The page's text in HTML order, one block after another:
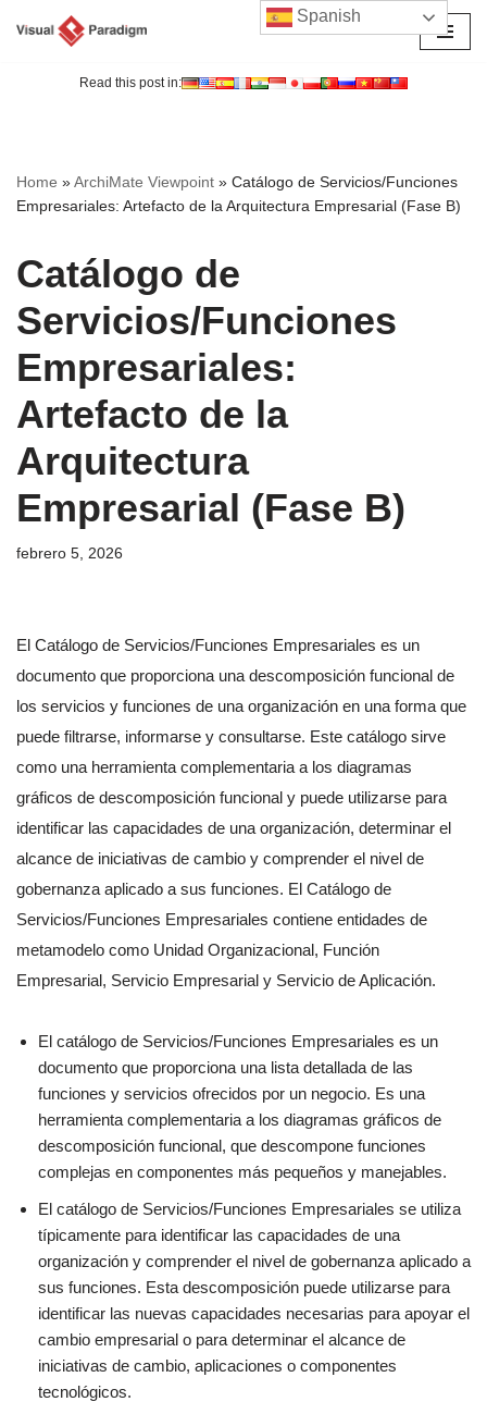
Read this post in:
Home »ArchiMate Viewpoint » Catálogo de Servicios/Funciones
Empresariales: Artefacto de la Arquitectura Empresarial (Fase B)
Catálogo de
Servicios/Funciones
Empresariales:
Artefacto de la
Arquitectura
Empresarial (Fase B)
febrero 5, 2026
El Catálogo de Servicios/Funciones Empresariales es un
documento que proporciona una descomposición funcional de
los servicios y funciones de una organización en una forma que
puede filtrarse, informarse y consultarse. Este catálogo sirve
como una herramienta complementaria a los diagramas
gráficos de descomposición funcional y puede utilizarse para
identificar las capacidades de una organización, determinar el
alcance de iniciativas de cambio y comprender el nivel de
gobernanza aplicado a sus funciones. El Catálogo de
Servicios/Funciones Empresariales contiene entidades de
metamodelo como Unidad Organizacional, Función
Empresarial, Servicio Empresarial y Servicio de Aplicación.
El catálogo de Servicios/Funciones Empresariales es un
documento que proporciona una lista detallada de las
funciones y servicios ofrecidos por un negocio. Es una
herramienta complementaria a los diagramas gráficos de
descomposición funcional, que descompone funciones
complejas en componentes más pequeños y manejables.
El catálogo de Servicios/Funciones Empresariales se utiliza
típicamente para identificar las capacidades de una
organización y comprender el nivel de gobernanza aplicado a
sus funciones. Esta descomposición puede utilizarse para
identificar las nuevas capacidades necesarias para apoyar el
cambio empresarial o para determinar el alcance de
iniciativas de cambio, aplicaciones o componentes
tecnológicos.
Spanish